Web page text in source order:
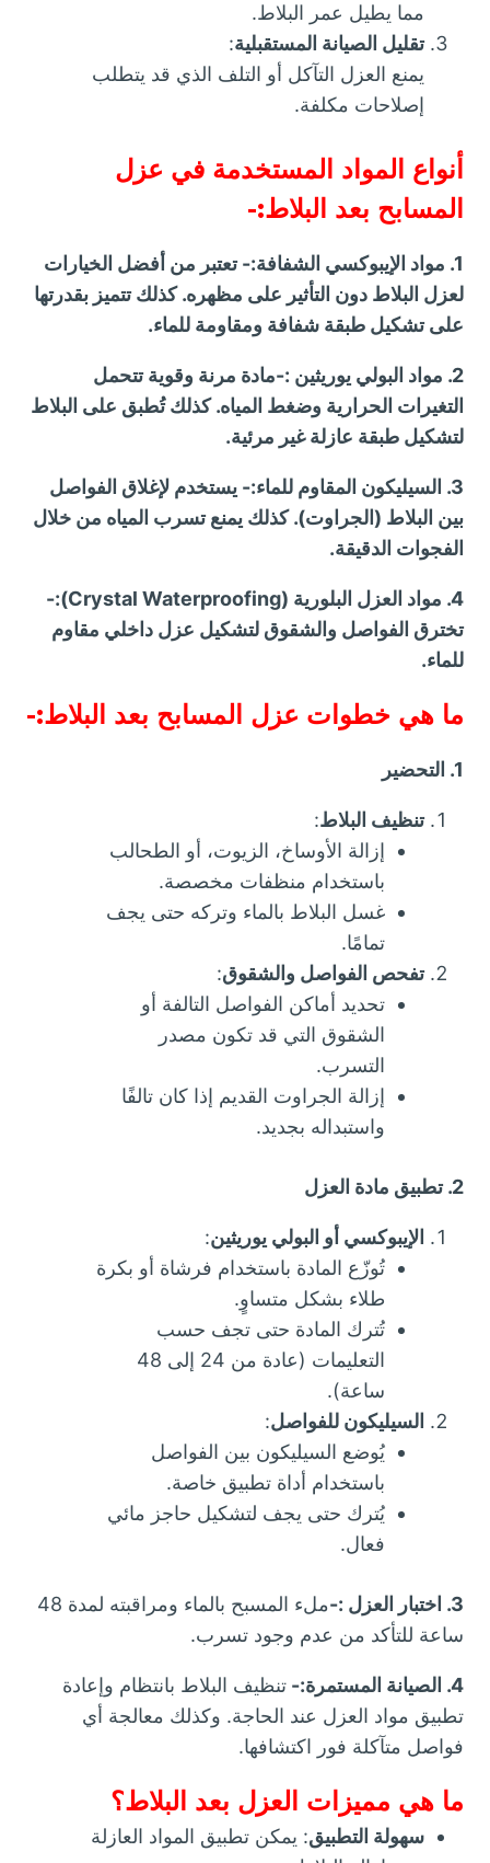
مما يطيل عمر البلاط.
تقليل الصيانة المستقبلية:
يمنع العزل التآكل أو التلف الذي قد يتطلب
إصلاحات مكلفة.
أنواع المواد المستخدمة في عزل
المسابح بعد البلاط:-
1. مواد الإيبوكسي الشفافة:- تعتبر من أفضل الخيارات
لعزل البلاط دون التأثير على مظهره. كذلك تتميز بقدرتها
على تشكيل طبقة شفافة ومقاومة للماء.
2. مواد البولي يوريثين :-مادة مرنة وقوية تتحمل
التغيرات الحرارية وضغط المياه. كذلك تُطبق على البلاط
لتشكيل طبقة عازلة غير مرئية.
3. السيليكون المقاوم للماء:- يستخدم لإغلاق الفواصل
بين البلاط (الجراوت). كذلك يمنع تسرب المياه من خلال
الفجوات الدقيقة.
4. مواد العزل البلورية (Crystal Waterproofing):-
تخترق الفواصل والشقوق لتشكيل عزل داخلي مقاوم
للماء.
ما هي خطوات عزل المسابح بعد البلاط:-
1. التحضير
تنظيف البلاط:
إزالة الأوساخ، الزيوت، أو الطحالب
باستخدام منظفات مخصصة.
غسل البلاط بالماء وتركه حتى يجف
تمامًا.
تفحص الفواصل والشقوق:
تحديد أماكن الفواصل التالفة أو
الشقوق التي قد تكون مصدر
التسرب.
إزالة الجراوت القديم إذا كان تالفًا
واستبداله بجديد.
2. تطبيق مادة العزل
الإيبوكسي أو البولي يوريثين:
تُوزّع المادة باستخدام فرشاة أو بكرة
طلاء بشكل متساوٍ.
تُترك المادة حتى تجف حسب
التعليمات (عادة من 24 إلى 48
ساعة).
السيليكون للفواصل:
يُوضع السيليكون بين الفواصل
باستخدام أداة تطبيق خاصة.
يُترك حتى يجف لتشكيل حاجز مائي
فعال.
3. اختبار العزل :-
ملء المسبح بالماء ومراقبته لمدة 48
ساعة للتأكد من عدم وجود تسرب.
4. الصيانة المستمرة:-
تنظيف البلاط بانتظام وإعادة
تطبيق مواد العزل عند الحاجة. وكذلك معالجة أي
فواصل متآكلة فور اكتشافها.
ما هي مميزات العزل بعد البلاط؟
سهولة التطبيق: يمكن تطبيق المواد العازلة